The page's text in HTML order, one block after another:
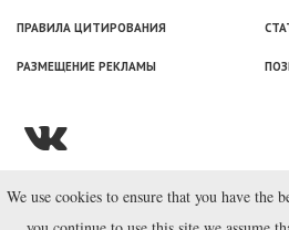
ПРАВИЛА ЦИТИРОВАНИЯ
РАЗМЕЩЕНИЕ РЕКЛАМЫ
© ООО «Лаборатория
We use cookies to ensure that you have the